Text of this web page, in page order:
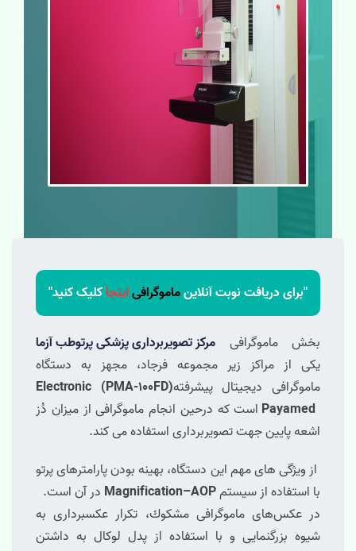
"برای دریافت نوبت آنلاینماموگرافیاینجاکلیک کنید"
بخش ماموگرافی مركز تصویربرداری پزشکی پرتوطب آزما
یکی از مراکز زیر مجموعه فرجاد، مجهز به دستگاه
ماموگرافی دیجیتال پیشرفتهElectronic (PMA-100FD)
Payamed است که درحین انجام ماموگرافی از میزان دُز
اشعه پایین جهت تصویربرداری استفاده می کند.
از ویژگی های مهم این دستگاه، بهینه بودن پارامترهای پرتو
با استفاده از سیستمMagnification–AOP در آن است.
در عكس‌های ماموگرافی مشكوك، تكرار عكسبرداری به
شیوه بزرگنمایی و با استفاده از پدل لوكال به داشتن